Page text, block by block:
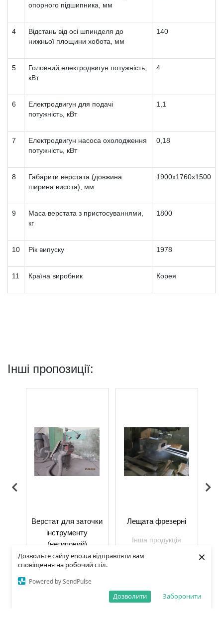
Дозвольте сайту eno.ua відправляти вам
сповіщення на робочий стіл.
Powered by SendPulse
Заборонити
Дозволити
×
опорного підшипника, мм
4
Відстань від осі шпинделя до
нижньої площини хобота, мм
140
5
Головний електродвигун потужність,
кВт
4
6
Електродвигун для подачі
потужність, кВт
1,1
7
Електродвигун насоса охолодження
потужність, кВт
0,18
8
Габарити верстата (довжина
ширина висота), мм
1900х1760х1500
9
Маса верстата з пристосуваннями,
кг
1800
10 Рік випуску 1978
11 Країна виробник Корея
Інші пропозиції:
Верстат для заточки
інструменту
(нетиповий)
Інша продукція
Лещата фрезерні
Інша продукція